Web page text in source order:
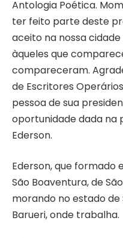
Antologia Poética.
ter feito parte deste
aceito na nossa
àqueles que
compareceram.
de Escritores
pessoa de sua
oportunidade dada na
Ederson.
Ederson, que formado
São Boaventura, de
morando no estado de
Barueri, onde trabalha.